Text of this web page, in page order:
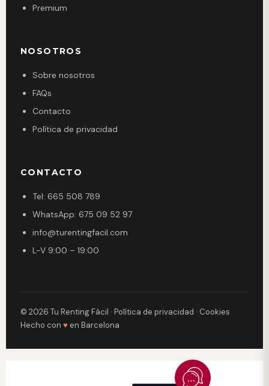
Premium
NOSOTROS
Sobre nosotros
FAQs
Contacto
Política de privacidad
CONTACTO
Tel: 665 508 789
WhatsApp: 675 09 52 97
info@turentingfacil.com
L-V 9:00 – 19:00
© 2026 Tu Renting Fácil · Política de privacidad · Cookies
Hecho con ♥ en Barcelona